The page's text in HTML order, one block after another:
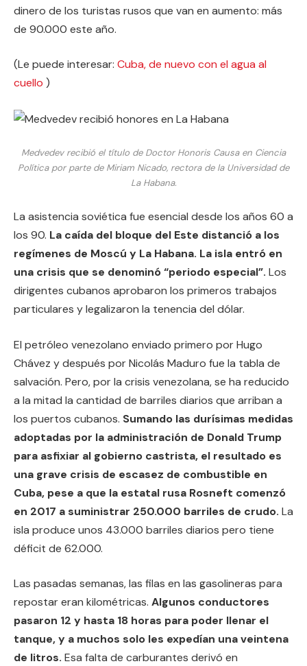
dinero de los turistas rusos que van en aumento: más
de 90.000 este año.
(Le puede interesar: Cuba, de nuevo con el agua al
cuello )
Medvedev recibió el título de Doctor Honoris Causa en Ciencia
Política por parte de Miriam Nicado, rectora de la Universidad de
La Habana.
La asistencia soviética fue esencial desde los años 60 a
los 90. La caída del bloque del Este distanció a los
regímenes de Moscú y La Habana. La isla entró en
una crisis que se denominó “periodo especial”. Los
dirigentes cubanos aprobaron los primeros trabajos
particulares y legalizaron la tenencia del dólar.
El petróleo venezolano enviado primero por Hugo
Chávez y después por Nicolás Maduro fue la tabla de
salvación. Pero, por la crisis venezolana, se ha reducido
a la mitad la cantidad de barriles diarios que arriban a
los puertos cubanos. Sumando las durísimas medidas
adoptadas por la administración de Donald Trump
para asfixiar al gobierno castrista, el resultado es
una grave crisis de escasez de combustible en
Cuba, pese a que la estatal rusa Rosneft comenzó
en 2017 a suministrar 250.000 barriles de crudo. La
isla produce unos 43.000 barriles diarios pero tiene
déficit de 62.000.
Las pasadas semanas, las filas en las gasolineras para
repostar eran kilométricas. Algunos conductores
pasaron 12 y hasta 18 horas para poder llenar el
tanque, y a muchos solo les expedían una veintena
de litros. Esa falta de carburantes derivó en